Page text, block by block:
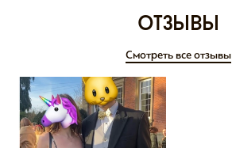
отзывы
Смотреть все отзывы